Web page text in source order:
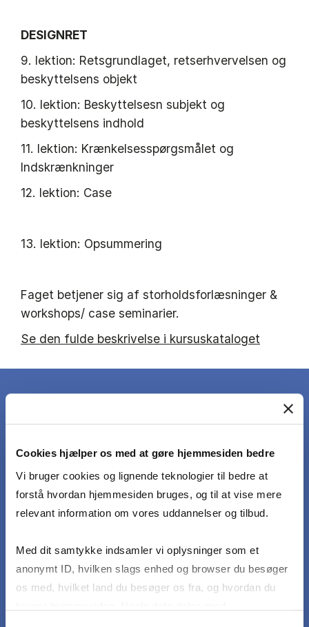
Cookies hjælper os med at gøre hjemmesiden bedre
Vi bruger cookies og lignende teknologier til bedre at
forstå hvordan hjemmesiden bruges, og til at vise mere
relevant information om vores uddannelser og tilbud.
Med dit samtykke indsamler vi oplysninger som et
anonymt ID, hvilken slags enhed og browser du besøger
os med, hvilket land du besøger os fra, og hvordan du
DESIGNRET
9. lektion: Retsgrundlaget, retserhvervelsen og
beskyttelsens objekt
10. lektion: Beskyttelsesn subjekt og
beskyttelsens indhold
11. lektion: Krænkelsesspørgsmålet og
Indskrænkninger
12. lektion: Case
13. lektion: Opsummering
Faget betjener sig af storholdsforlæsninger &
workshops/ case seminarier.
Se den fulde beskrivelse i kursuskataloget
DET LÆRER DU
For at opnå karakteren 12 skal den studerende,
med ingen eller få uvæsentlige mangler eller
og udvikler evnen til kritisk stillingtagen,
selvstændighed og fleksibilitet samt
understøtter endvidere evnen til samarbejde i